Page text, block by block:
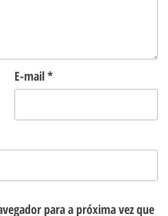
E-mail*
para a próxima vez que